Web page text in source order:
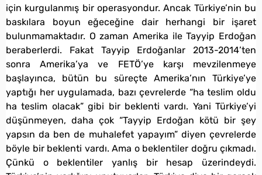
için kurgulanmış bir operasyondur. Ancak Türkiye’nin bu
baskılara boyun eğeceğine dair herhangi bir işaret
bulunmamaktadır. O zaman Amerika ile Tayyip Erdoğan
beraberlerdi. Fakat Tayyip Erdoğanlar 2013-2014’ten
sonra Amerika’ya ve FETÖ’ye karşı mevzilenmeye
başlayınca, bütün bu süreçte Amerika’nın Türkiye’ye
yaptığı her uygulamada, bazı çevrelerde “ha teslim oldu
ha teslim olacak” gibi bir beklenti vardı. Yani Türkiye’yi
düşünmeyen, daha çok “Tayyip Erdoğan kötü bir şey
yapsın da ben de muhalefet yapayım” diyen çevrelerde
böyle bir beklenti vardı. Ama o beklentiler doğru çıkmadı.
Çünkü o beklentiler yanlış bir hesap üzerindeydi.